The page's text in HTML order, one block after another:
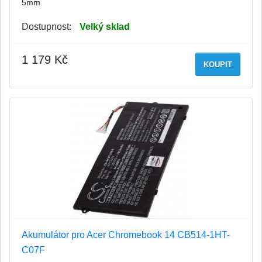
5mm
Dostupnost: Velký sklad
KOUPIT
1 179 Kč
Akumulátor pro Acer Chromebook 14 CB514-1HT-
C07F